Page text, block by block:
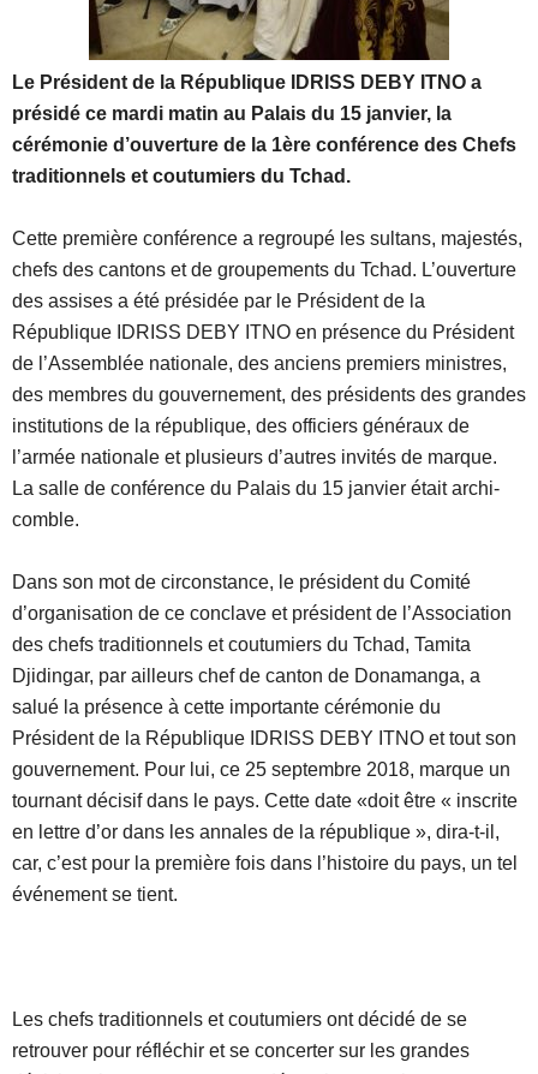
Le Président de la République IDRISS DEBY ITNO a
présidé ce mardi matin au Palais du 15 janvier, la
cérémonie d’ouverture de la 1ère conférence des Chefs
traditionnels et coutumiers du Tchad.
Cette première conférence a regroupé les sultans, majestés,
chefs des cantons et de groupements du Tchad. L’ouverture
des assises a été présidée par le Président de la
République IDRISS DEBY ITNO en présence du Président
de l’Assemblée nationale, des anciens premiers ministres,
des membres du gouvernement, des présidents des grandes
institutions de la république, des officiers généraux de
l’armée nationale et plusieurs d’autres invités de marque.
La salle de conférence du Palais du 15 janvier était archi-
comble.
Dans son mot de circonstance, le président du Comité
d’organisation de ce conclave et président de l’Association
des chefs traditionnels et coutumiers du Tchad, Tamita
Djidingar, par ailleurs chef de canton de Donamanga, a
salué la présence à cette importante cérémonie du
Président de la République IDRISS DEBY ITNO et tout son
gouvernement. Pour lui, ce 25 septembre 2018, marque un
tournant décisif dans le pays. Cette date «doit être « inscrite
en lettre d’or dans les annales de la république », dira-t-il,
car, c’est pour la première fois dans l’histoire du pays, un tel
événement se tient.
Les chefs traditionnels et coutumiers ont décidé de se
retrouver pour réfléchir et se concerter sur les grandes